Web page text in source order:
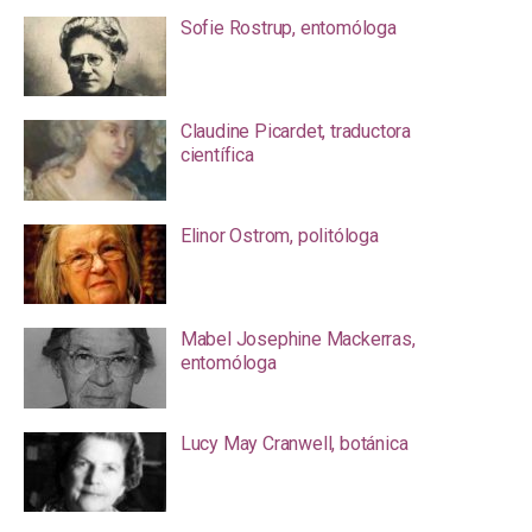
Sofie Rostrup, entomóloga
Claudine Picardet, traductora
científica
Elinor Ostrom, politóloga
Mabel Josephine Mackerras,
entomóloga
Lucy May Cranwell, botánica